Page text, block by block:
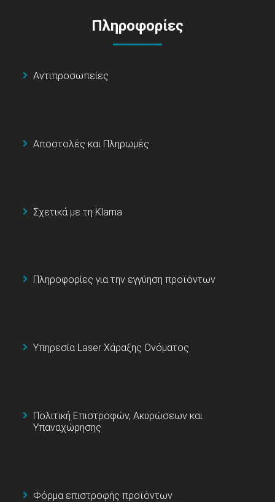
Πληροφορίες
Αντιπροσωπείες
Αποστολές και Πληρωμές
Σχετικά με τη Klarna
Πληροφορίες για την εγγύηση προϊόντων
Υπηρεσία Laser Χάραξης Ονόματος
Πολιτική Επιστροφών, Ακυρώσεων και
Υπαναχώρησης
Φόρμα επιστροφής προϊόντων